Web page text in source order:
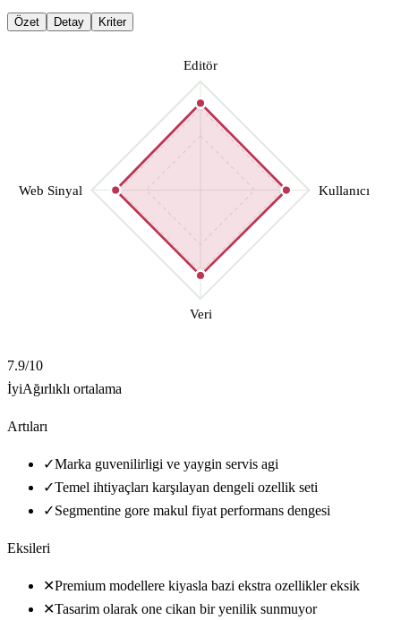
Özet Detay Kriter
Editör
Kullanıcı
Veri
Web Sinyal
7.9/10
İyiAğırlıklı ortalama
Artıları
✓Marka guvenilirligi ve yaygin servis agi
✓Temel ihtiyaçları karşılayan dengeli ozellik seti
✓Segmentine gore makul fiyat performans dengesi
Eksileri
✕Premium modellere kiyasla bazi ekstra ozellikler eksik
✕Tasarim olarak one cikan bir yenilik sunmuyor